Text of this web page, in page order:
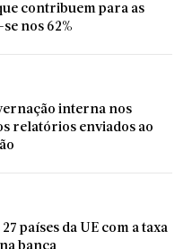
contribuem para as
nos 62%
interna nos
relatórios enviados ao
países da UE com a taxa